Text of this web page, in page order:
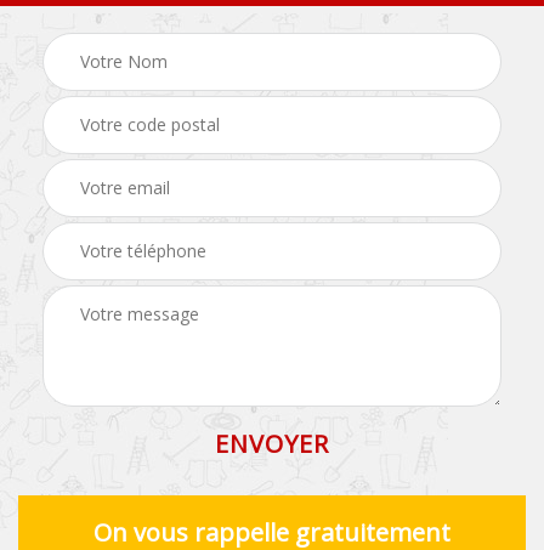
On vous rappelle gratuitement